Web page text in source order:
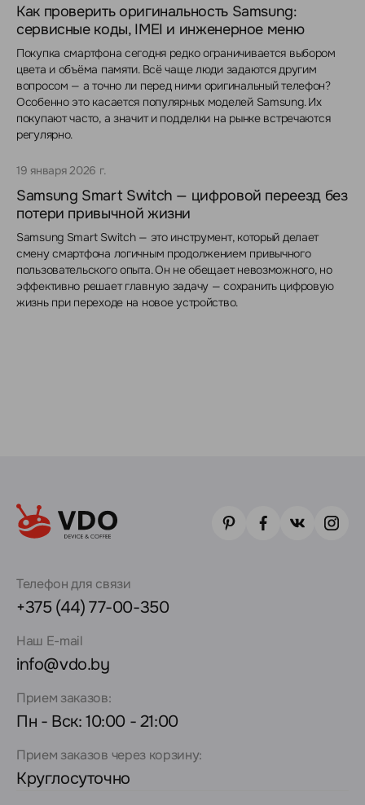
Как проверить оригинальность Samsung:
сервисные коды, IMEI и инженерное меню
Покупка смартфона сегодня редко ограничивается выбором
цвета и объёма памяти. Всё чаще люди задаются другим
вопросом — а точно ли перед ними оригинальный телефон?
Особенно это касается популярных моделей Samsung. Их
покупают часто, а значит и подделки на рынке встречаются
регулярно.
19 января 2026 г.
Samsung Smart Switch — цифровой переезд без
потери привычной жизни
Samsung Smart Switch — это инструмент, который делает
смену смартфона логичным продолжением привычного
пользовательского опыта. Он не обещает невозможного, но
эффективно решает главную задачу — сохранить цифровую
жизнь при переходе на новое устройство.
Телефон для связи
+375 (44) 77-00-350
Наш E-mail
info@vdo.by
Прием заказов:
Пн - Вск: 10:00 - 21:00
Прием заказов через корзину:
Круглосуточно